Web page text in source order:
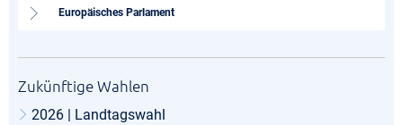
Europäisches Parlament
Zukünftige Wahlen
2026 | Landtagswahl